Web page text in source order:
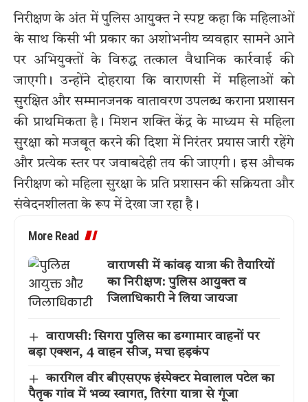
निरीक्षण के अंत में पुलिस आयुक्त ने स्पष्ट कहा कि महिलाओं
के साथ किसी भी प्रकार का अशोभनीय व्यवहार सामने आने
पर अभियुक्तों के विरुद्ध तत्काल वैधानिक कार्रवाई की
जाएगी। उन्होंने दोहराया कि वाराणसी में महिलाओं को
सुरक्षित और सम्मानजनक वातावरण उपलब्ध कराना प्रशासन
की प्राथमिकता है। मिशन शक्ति केंद्र के माध्यम से महिला
सुरक्षा को मजबूत करने की दिशा में निरंतर प्रयास जारी रहेंगे
और प्रत्येक स्तर पर जवाबदेही तय की जाएगी। इस औचक
निरीक्षण को महिला सुरक्षा के प्रति प्रशासन की सक्रियता और
संवेदनशीलता के रूप में देखा जा रहा है।
More Read
वाराणसी में कांवड़ यात्रा की तैयारियों
का निरीक्षण: पुलिस आयुक्त व
जिलाधिकारी ने लिया जायजा
वाराणसी: सिगरा पुलिस का डग्गामार वाहनों पर
बड़ा एक्शन, 4 वाहन सीज, मचा हड़कंप
कारगिल वीर बीएसएफ इंस्पेक्टर मेवालाल पटेल का
पैतृक गांव में भव्य स्वागत, तिरंगा यात्रा से गूंजा